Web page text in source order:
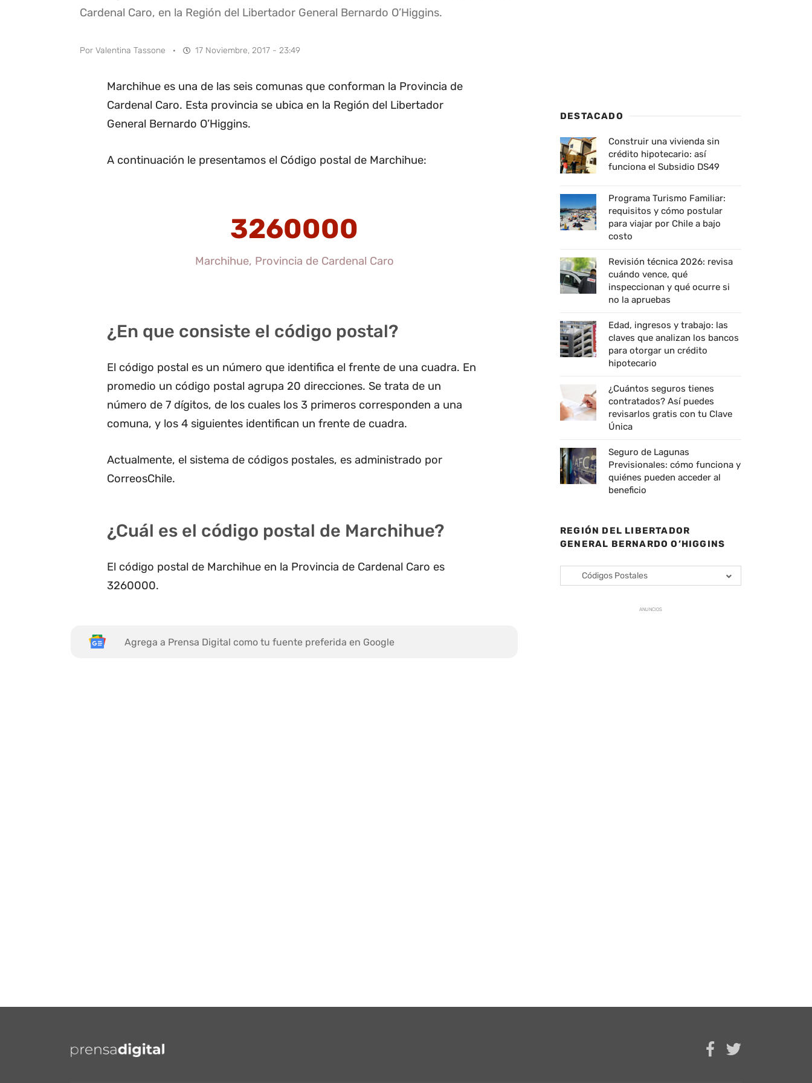
Cardenal Caro, en la Región del Libertador General Bernardo O’Higgins.
Por Valentina Tassone · 17 Noviembre, 2017 - 23:49
Marchihue es una de las seis comunas que conforman la Provincia de
Cardenal Caro. Esta provincia se ubica en la Región del Libertador
General Bernardo O’Higgins.
A continuación le presentamos el Código postal de Marchihue:
3260000
Marchihue, Provincia de Cardenal Caro
¿En que consiste el código postal?
El código postal es un número que identifica el frente de una cuadra. En
promedio un código postal agrupa 20 direcciones. Se trata de un
número de 7 dígitos, de los cuales los 3 primeros corresponden a una
comuna, y los 4 siguientes identifican un frente de cuadra.
Actualmente, el sistema de códigos postales, es administrado por
CorreosChile.
¿Cuál es el código postal de Marchihue?
El código postal de Marchihue en la Provincia de Cardenal Caro es
3260000.
Agrega a Prensa Digital como tu fuente preferida en Google
DESTACADO
Construir una vivienda sin
crédito hipotecario: así
funciona el Subsidio DS49
Programa Turismo Familiar:
requisitos y cómo postular
para viajar por Chile a bajo
costo
Revisión técnica 2026: revisa
cuándo vence, qué
inspeccionan y qué ocurre si
no la apruebas
Edad, ingresos y trabajo: las
claves que analizan los bancos
para otorgar un crédito
hipotecario
¿Cuántos seguros tienes
contratados? Así puedes
revisarlos gratis con tu Clave
Única
Seguro de Lagunas
Previsionales: cómo funciona y
quiénes pueden acceder al
beneficio
REGIÓN DEL LIBERTADOR
GENERAL BERNARDO O’HIGGINS
Códigos Postales
ANUNCIOS